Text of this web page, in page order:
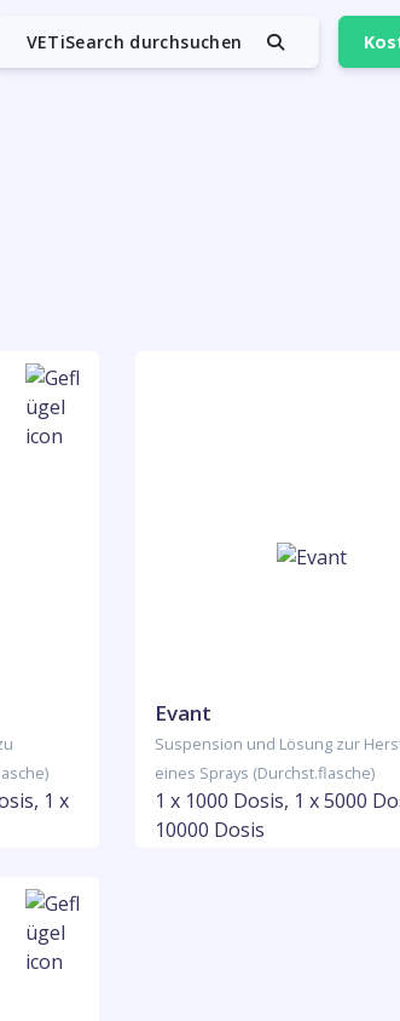
VETiSearch durchsuchen
1 x
Evant
Suspension und Lösung zur
eines Sprays (Durchst.flasche)
1 x 1000 Dosis, 1 x 5000
10000 Dosis